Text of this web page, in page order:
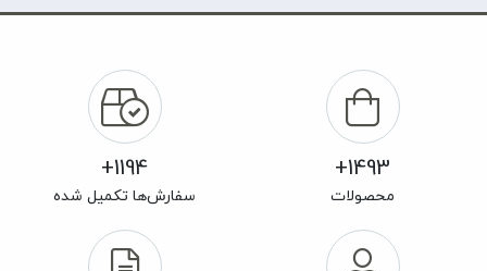
1493+
محصولات
1194+
سفارش‌ها تکمیل شده